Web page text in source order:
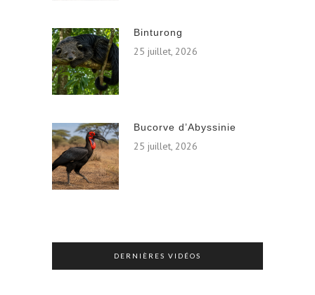
Binturong
25 juillet, 2026
Bucorve d’Abyssinie
25 juillet, 2026
DERNIÈRES VIDÉOS